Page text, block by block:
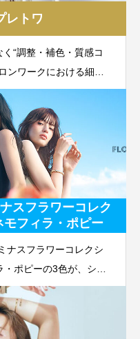
レトワ
“調整・補色・質感コ
ンワークにおける細か
。
スフラワーコレク
フィラ・ポピー
ナスフラワーコレクシ
ポピーの3色が、シア
で美容室の新しいカラ